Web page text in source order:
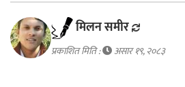
मिलन समीर
प्रकाशित मिति : असार १९, २०८३